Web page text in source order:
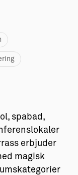
spabad,
erbjuder
magisk